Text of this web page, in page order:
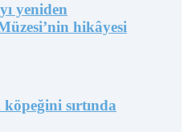
yeniden
hikâyesi
sırtında